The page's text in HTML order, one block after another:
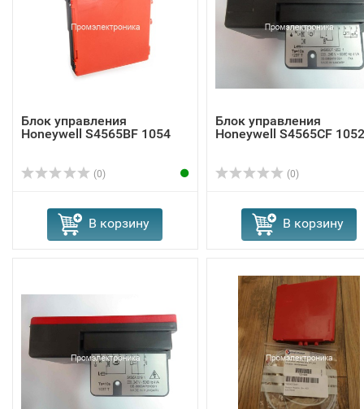
Блок управления
Honeywell S4565BF 1054
(0)
В корзину
Блок управления
Honeywell S4565CF 1052
(0)
В корзину